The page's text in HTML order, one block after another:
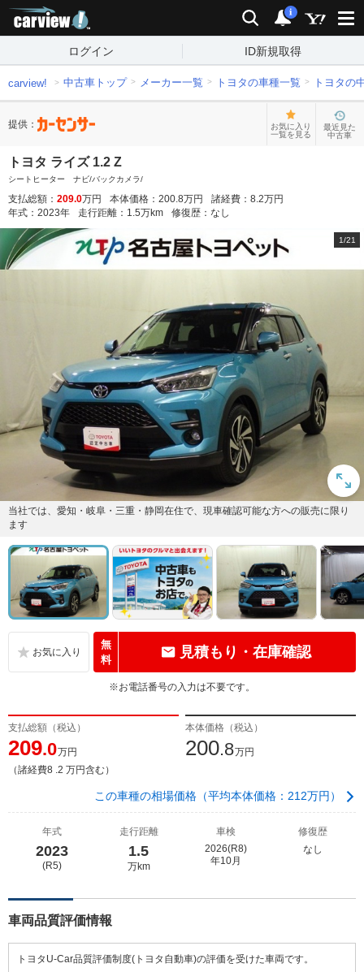
検索 通知
i
ログイン ID新規取得
carview! 中古車トップ メーカー一覧 トヨタの車種一覧 トヨタの
提供：
お気に入り
一覧を見る
最近見た
中古車
トヨタ ライズ 1.2 Z
シートヒーター ナビ/バックカメラ/
支払総額： 209.0万円 本体価格： 200.8万円 諸経費： 8.2万円
年式： 2023年 走行距離： 1.5万km 修復歴： なし
1/21
当社では、愛知・岐阜・三重・静岡在住で、現車確認可能な方への販売に限り
ます
無
料
見積もり・在庫確認
※お電話番号の入力は不要です。
支払総額（税込）
209.0万円
（諸経費8 .2 万円含む）
本体価格（税込）
200.8万円
この車種の相場価格（平均本体価格：212万円）
年式
2023
(R5)
走行距離
1.5
万km
車検
2026(R8)
年10月
修復歴
なし
車両品質評価情報
トヨタU-Car品質評価制度(トヨタ自動車)の評価を受けた車両です。